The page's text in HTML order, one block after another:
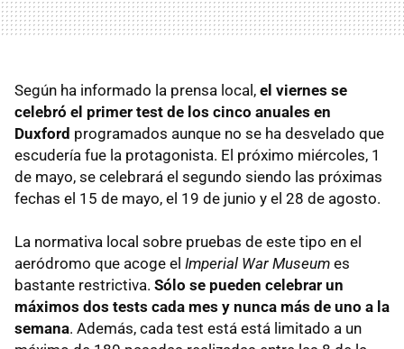
Según ha informado la prensa local, el viernes se
celebró el primer test de los cinco anuales en
Duxford programados aunque no se ha desvelado que
escudería fue la protagonista. El próximo miércoles, 1
de mayo, se celebrará el segundo siendo las próximas
fechas el 15 de mayo, el 19 de junio y el 28 de agosto.
La normativa local sobre pruebas de este tipo en el
aeródromo que acoge el Imperial War Museum es
bastante restrictiva. Sólo se pueden celebrar un
máximos dos tests cada mes y nunca más de uno a la
semana. Además, cada test está está limitado a un